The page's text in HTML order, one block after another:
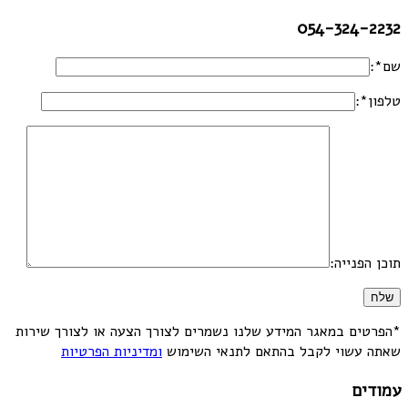
054-324-2232
שם*:
טלפון*:
תוכן הפנייה:
*הפרטים במאגר המידע שלנו נשמרים לצורך הצעה או לצורך שירות
שאתה עשוי לקבל בהתאם לתנאי השימוש ומדיניות הפרטיות
עמודים